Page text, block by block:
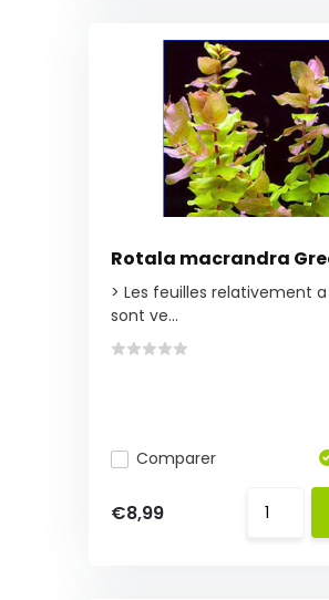
Rotala macrandra
> Les feuilles relativement
sont ve...
Comparer
€8,99